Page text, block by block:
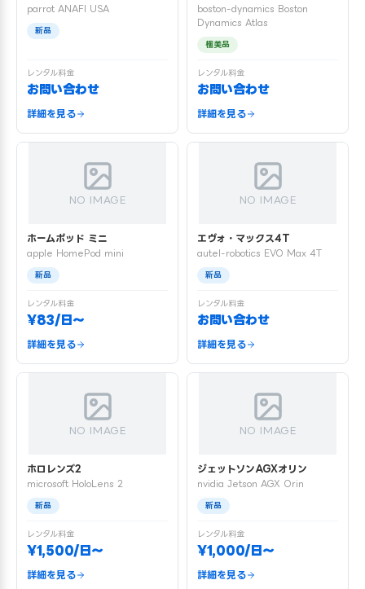
parrot ANAFI USA
新品
レンタル料金
お問い合わせ
詳細を見る
boston-dynamics Boston
Dynamics Atlas
極美品
レンタル料金
お問い合わせ
詳細を見る
NO IMAGE
ホームポッド ミニ
apple HomePod mini
新品
レンタル料金
¥83/日〜
詳細を見る
NO IMAGE
エヴォ・マックス4T
autel-robotics EVO Max 4T
新品
レンタル料金
お問い合わせ
詳細を見る
NO IMAGE
ホロレンズ2
microsoft HoloLens 2
新品
レンタル料金
¥1,500/日〜
詳細を見る
NO IMAGE
ジェットソンAGXオリン
nvidia Jetson AGX Orin
新品
レンタル料金
¥1,000/日〜
詳細を見る